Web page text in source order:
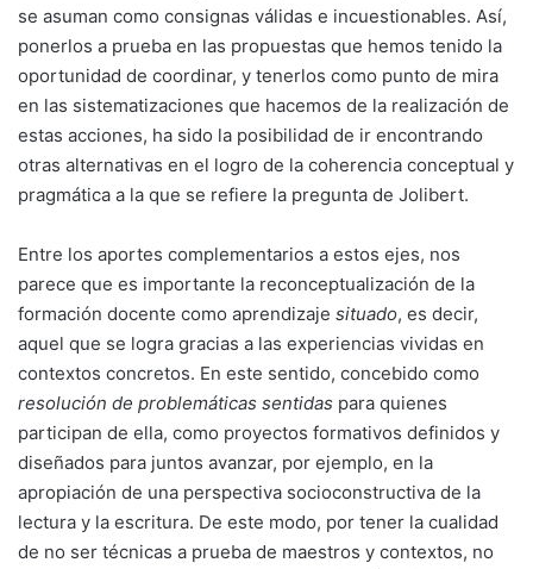
se asuman como consignas válidas e incuestionables. Así,
ponerlos a prueba en las propuestas que hemos tenido la
oportunidad de coordinar, y tenerlos como punto de mira
en las sistematizaciones que hacemos de la realización de
estas acciones, ha sido la posibilidad de ir encontrando
otras alternativas en el logro de la coherencia conceptual y
pragmática a la que se refiere la pregunta de Jolibert.
Entre los aportes complementarios a estos ejes, nos
parece que es importante la reconceptualización de la
formación docente como aprendizaje situado, es decir,
aquel que se logra gracias a las experiencias vividas en
contextos concretos. En este sentido, concebido como
resolución de problemáticas sentidas para quienes
participan de ella, como proyectos formativos definidos y
diseñados para juntos avanzar, por ejemplo, en la
apropiación de una perspectiva socioconstructiva de la
lectura y la escritura. De este modo, por tener la cualidad
de no ser técnicas a prueba de maestros y contextos, no